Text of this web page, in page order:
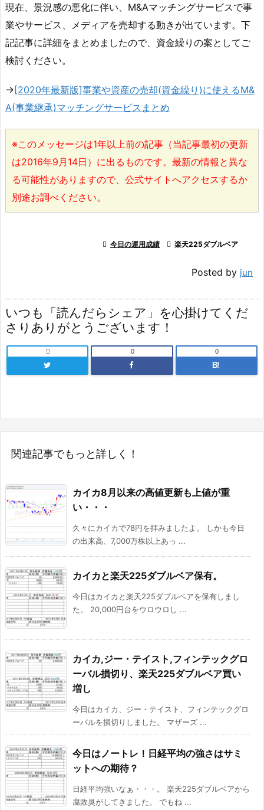
現在、景況感の悪化に伴い、M&Aマッチングサービスで事
業やサービス、メディアを売却する動きが出ています。下
記記事に詳細をまとめましたので、資金繰りの案としてご
検討ください。
→ [2020年最新版]事業や資産の売却(資金繰り)に使えるM&
A(事業継承)マッチングサービスまとめ
※このメッセージは1年以上前の記事（当記事最初の更新
は2016年9月14日）に出るものです。最新の情報と異な
る可能性がありますので、公式サイトへアクセスするか
別途お調べください。
 今日の運用成績  楽天225ダブルベア
Posted by jun
いつも「読んだらシェア」を心掛けてくだ
さりありがとうございます！
 0
B!
0
関連記事でもっと詳しく！
カイカ8月以来の高値更新も上値が重
い・・・
久々にカイカで78円を拝みましたよ。 しかも今日
の出来高、7,000万株以上あっ ...
カイカと楽天225ダブルベア保有。
今日はカイカと楽天225ダブルベアを保有しまし
た。 20,000円台をウロウロし ...
カイカ,ジー・テイスト,フィンテックグロ
ーバル損切り、楽天225ダブルベア買い
増し
今日はカイカ、ジー・テイスト、フィンテックグロ
ーバルを損切りしました。 マザーズ ...
今日はノートレ！日経平均の強さはサミ
ットへの期待？
日経平均強いなぁ・・・。 楽天225ダブルベアから
腐敗臭がしてきました。 でもね ...